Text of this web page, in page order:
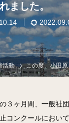
れました。
活動 この度、小田原ドライビングスクールが神
３ヶ月間、一般社
コンクールにおい